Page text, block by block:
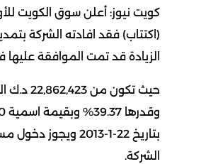
كويت نيوز: أعلن سوق الكويت
الزيادة قد تمت الموافقة عليها
بتاريخ 22-1-
الشركة.